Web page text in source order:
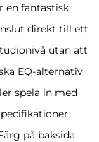
en fantastisk
direkt till ett
utan att
EQ-alternativ
spela in med
på baksida